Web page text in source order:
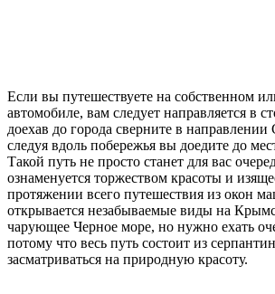
Если вы путешествуете на собственном
автомобиле, вам следует направляется в
доехав до города сверните в направлении
следуя вдоль побережья вы доедите до
Такой путь не просто станет для вас
ознаменуется торжеством красоты и
протяжении всего путешествия из окон
открывается незабываемые виды на
чарующее Черное море, но нужно ехать
потому что весь путь состоит из
засматриваться на природную красоту.